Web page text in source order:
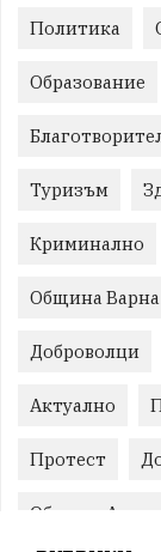
Политика
Образование
Туризъм
Криминално
Община Варна
Доброволци
Актуално
Протест
Община Аврен